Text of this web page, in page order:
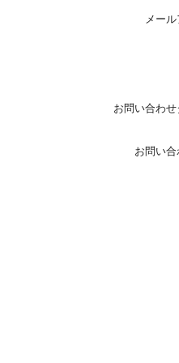
メー
お問い合わ
お問い